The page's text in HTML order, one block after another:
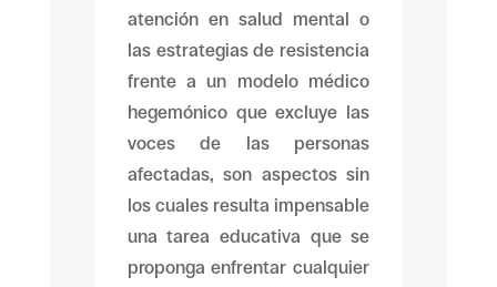
atención en salud mental o
las estrategias de resistencia
frente a un modelo médico
hegemónico que excluye las
voces de las personas
afectadas, son aspectos sin
los cuales resulta impensable
una tarea educativa que se
proponga enfrentar cualquier